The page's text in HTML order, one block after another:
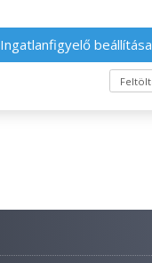
Ingatlanfigyelő beállítása